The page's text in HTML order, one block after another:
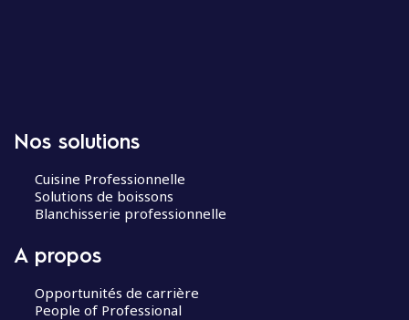
Nos solutions
Cuisine Professionnelle
Solutions de boissons
Blanchisserie professionnelle
A propos
Opportunités de carrière
People of Professional